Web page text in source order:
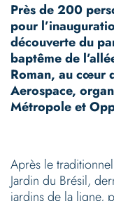
Près de 200
pour
découverte du
baptême de
Roman, au cœur
Aerospace,
Métropole et
Après le
Jardin du Brésil,
jardins de la ligne,